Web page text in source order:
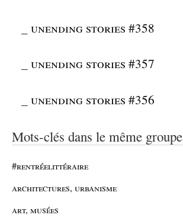
_unending stories #358
_unending stories #357
_unending stories #356
Mots-clés dans le même groupe
#rentréelittéraire
architectures, urbanisme
art, musées